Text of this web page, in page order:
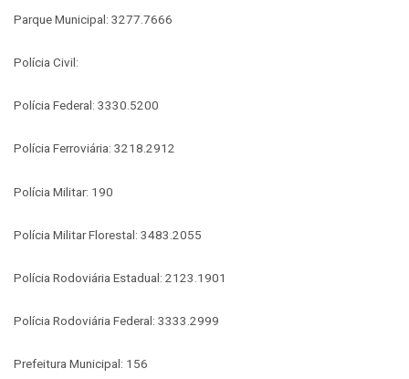
Parque Municipal: 3277.7666
Polícia Civil:
Polícia Federal: 3330.5200
Polícia Ferroviária: 3218.2912
Polícia Militar: 190
Polícia Militar Florestal: 3483.2055
Polícia Rodoviária Estadual: 2123.1901
Polícia Rodoviária Federal: 3333.2999
Prefeitura Municipal: 156